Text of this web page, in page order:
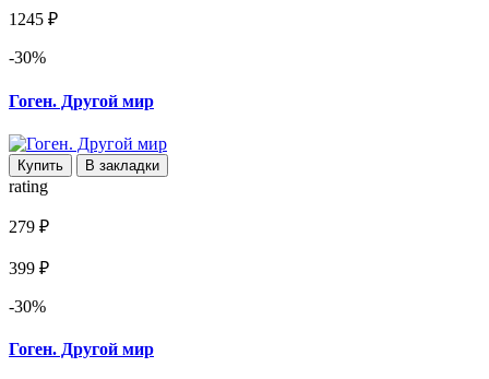
1245 ₽
-30%
Гоген. Другой мир
Купить В закладки
rating
279 ₽
399 ₽
-30%
Гоген. Другой мир